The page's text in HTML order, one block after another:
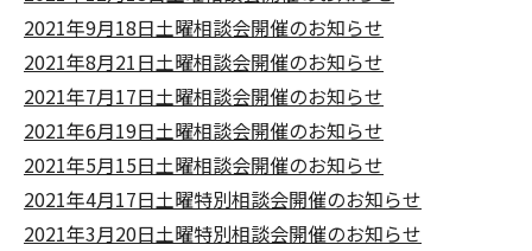
2021年9月18日土曜相談会開催のお知らせ
2021年8月21日土曜相談会開催のお知らせ
2021年7月17日土曜相談会開催のお知らせ
2021年6月19日土曜相談会開催のお知らせ
2021年5月15日土曜相談会開催のお知らせ
2021年4月17日土曜特別相談会開催のお知らせ
2021年3月20日土曜特別相談会開催のお知らせ